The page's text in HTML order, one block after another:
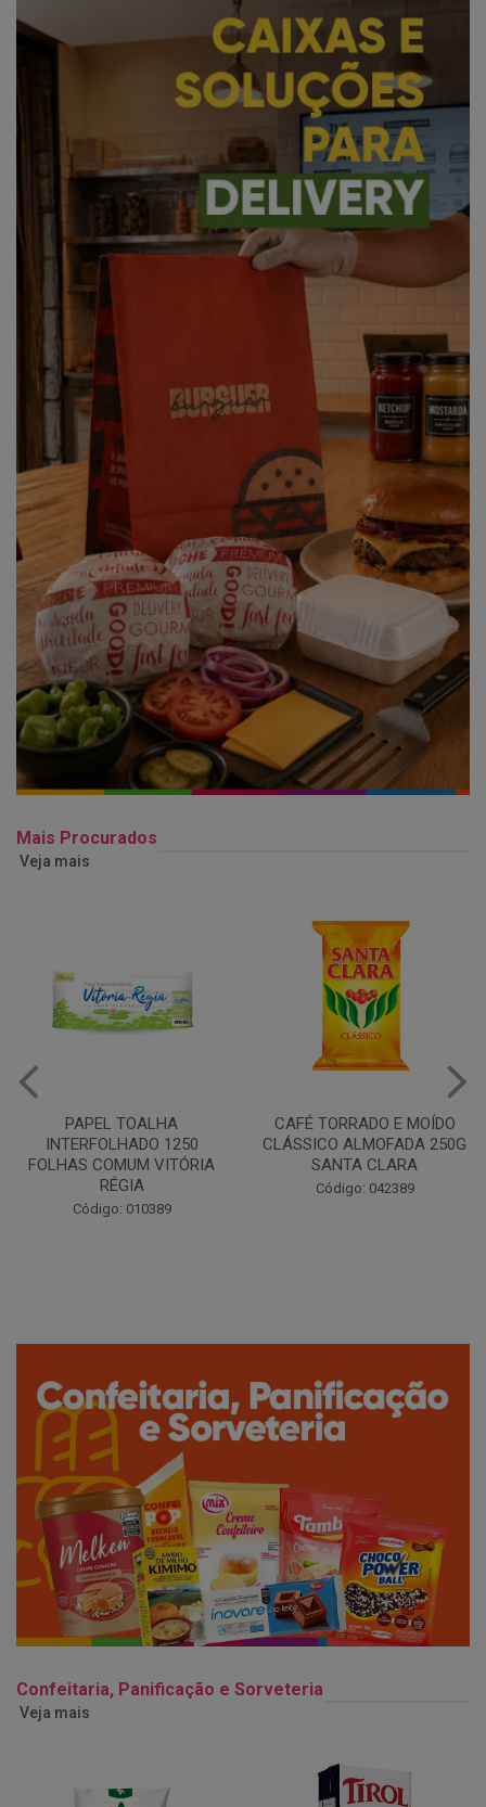
Mais Procurados
Veja mais
CAFÉ TORRADO E MOÍDO
CLÁSSICO ALMOFADA 250G
SANTA CLARA
Código: 042389
Copo Plástico Branco 180ml
Pacote c/100 - Cristalcopo
Código: 031413
Confeitaria, Panificação e Sorveteria
Veja mais